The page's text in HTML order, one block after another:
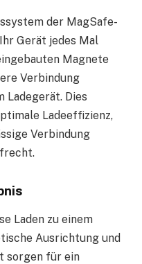
der MagSafe-
Gerät jedes Mal
Magnete
Verbindung
Ladegerät. Dies
Ladeeffizienz,
Verbindung
Laden zu einem
Ausrichtung und
sorgen für ein